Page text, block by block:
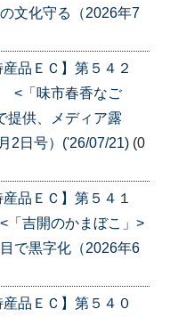
文化守る（2026年7
品ＥＣ】第５４２
<「味市春香なご
供、メディア露
2日号）('26/07/21) (0
品ＥＣ】第５４１
吉開のかまぼこ」>
で黒字化（2026年6
品ＥＣ】第５４０